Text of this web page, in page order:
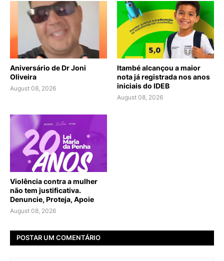
Aniversário de Dr Joni
Oliveira
August 08, 2026
Itambé alcançou a maior
nota já registrada nos anos
iniciais do IDEB
August 08, 2026
Violência contra a mulher
não tem justificativa.
Denuncie, Proteja, Apoie
August 08, 2026
POSTAR UM COMENTÁRIO